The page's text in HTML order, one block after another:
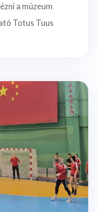
a múzeum
Totus Tuus